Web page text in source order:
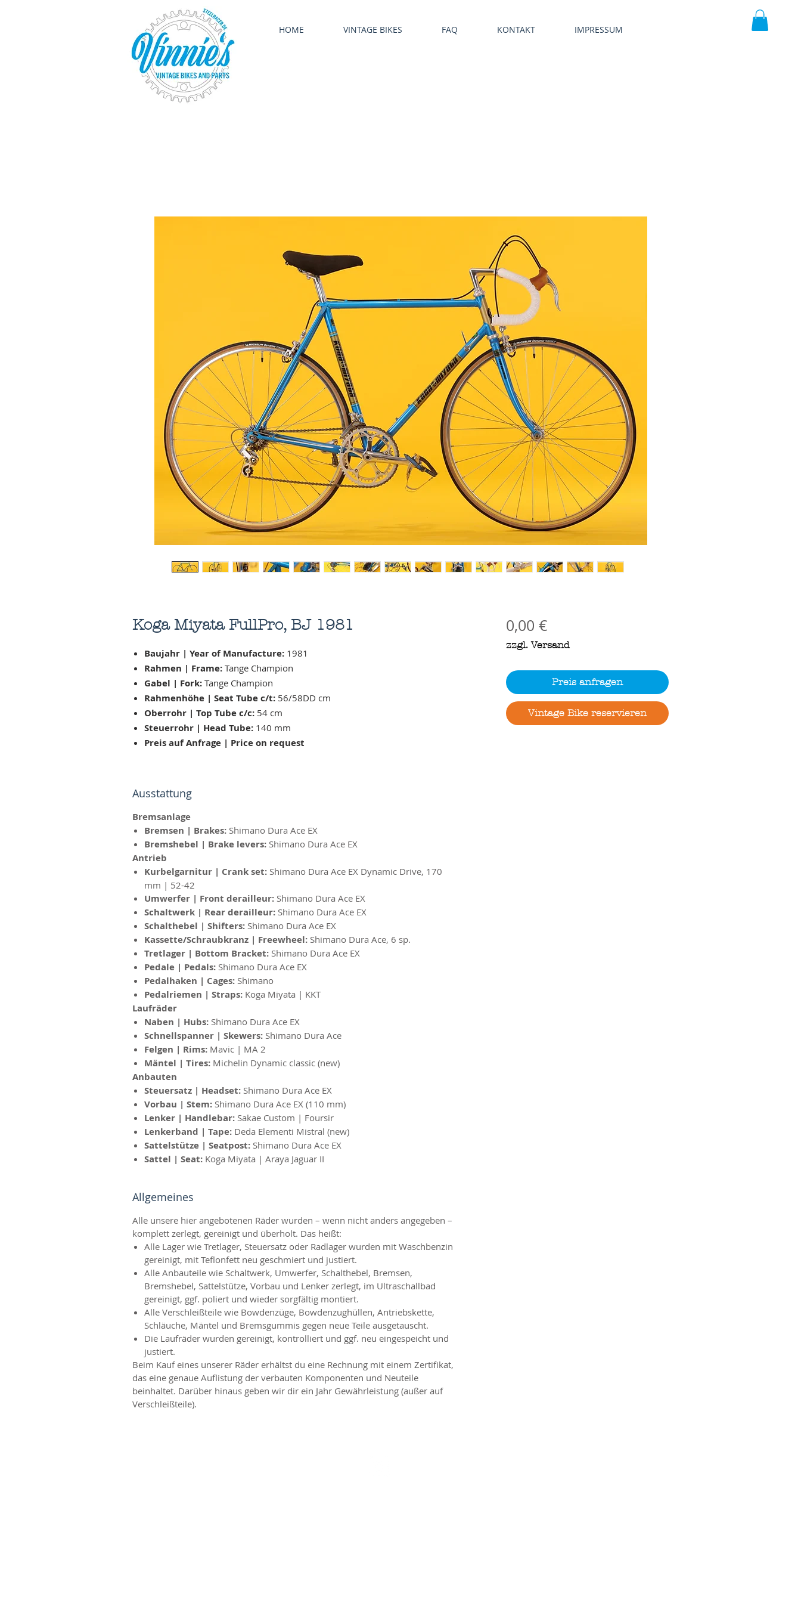
HOME VINTAGE BIKES FAQ KONTAKT IMPRESSUM
Koga Miyata FullPro, BJ 1981
Baujahr | Year of Manufacture: 1981
Rahmen | Frame: Tange Champion
Gabel | Fork: Tange Champion
Rahmenhöhe | Seat Tube c/t: 56/58DD cm
Oberrohr | Top Tube c/c: 54 cm
Steuerrohr | Head Tube: 140 mm
Preis auf Anfrage | Price on request
Ausstattung
Bremsanlage
Bremsen | Brakes: Shimano Dura Ace EX
Bremshebel | Brake levers: Shimano Dura Ace EX
Antrieb
Kurbelgarnitur | Crank set: Shimano Dura Ace EX Dynamic Drive, 170
mm | 52-42
Umwerfer | Front derailleur: Shimano Dura Ace EX
Schaltwerk | Rear derailleur: Shimano Dura Ace EX
Schalthebel | Shifters: Shimano Dura Ace EX
Kassette/Schraubkranz | Freewheel: Shimano Dura Ace, 6 sp.
Tretlager | Bottom Bracket: Shimano Dura Ace EX
Pedale | Pedals: Shimano Dura Ace EX
Pedalhaken | Cages: Shimano
Pedalriemen | Straps: Koga Miyata | KKT
Laufräder
Naben | Hubs: Shimano Dura Ace EX
Schnellspanner | Skewers: Shimano Dura Ace
Felgen | Rims: Mavic | MA 2
Mäntel | Tires: Michelin Dynamic classic (new)
Anbauten
Steuersatz | Headset: Shimano Dura Ace EX
Vorbau | Stem: Shimano Dura Ace EX (110 mm)
Lenker | Handlebar: Sakae Custom | Foursir
Lenkerband | Tape: Deda Elementi Mistral (new)
Sattelstütze | Seatpost: Shimano Dura Ace EX
Sattel | Seat: Koga Miyata | Araya Jaguar II
Allgemeines
Alle unsere hier angebotenen Räder wurden – wenn nicht anders angegeben –
komplett zerlegt, gereinigt und überholt. Das heißt:
Alle Lager wie Tretlager, Steuersatz oder Radlager wurden mit Waschbenzin
gereinigt, mit Teflonfett neu geschmiert und justiert.
Alle Anbauteile wie Schaltwerk, Umwerfer, Schalthebel, Bremsen,
Bremshebel, Sattelstütze, Vorbau und Lenker zerlegt, im Ultraschallbad
gereinigt, ggf. poliert und wieder sorgfältig montiert.
Alle Verschleißteile wie Bowdenzüge, Bowdenzughüllen, Antriebskette,
Schläuche, Mäntel und Bremsgummis gegen neue Teile ausgetauscht.
Die Laufräder wurden gereinigt, kontrolliert und ggf. neu eingespeicht und
justiert.
Beim Kauf eines unserer Räder erhältst du eine Rechnung mit einem Zertifikat,
das eine genaue Auflistung der verbauten Komponenten und Neuteile
beinhaltet. Darüber hinaus geben wir dir ein Jahr Gewährleistung (außer auf
Verschleißteile).
0,00 €Preis
zzgl. Versand
Preis anfragen
Vintage Bike reservieren